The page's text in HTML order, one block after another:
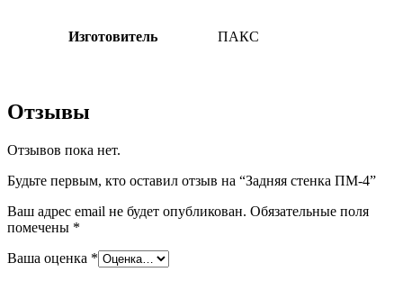
Изготовитель ПАКС
Отзывы
Отзывов пока нет.
Будьте первым, кто оставил отзыв на “Задняя стенка ПМ-4”
Ваш адрес email не будет опубликован. Обязательные поля
помечены *
Ваша оценка *